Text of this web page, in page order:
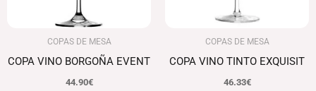
COPAS DE MESA
COPA VINO BORGOÑA EVENT
44.90€
COPAS DE MESA
COPA VINO TINTO EXQUISIT
46.33€